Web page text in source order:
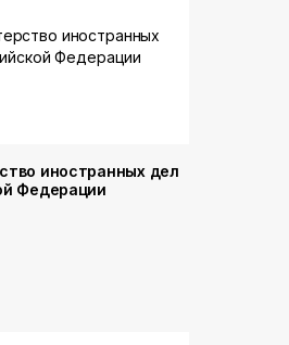
иностранных дел
Федерации